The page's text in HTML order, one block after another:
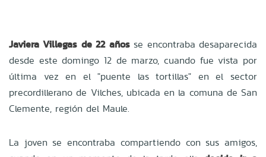
Javiera Villegas de 22 añosse encontraba desaparecida
desde este domingo 12 de marzo, cuando fue vista por
última vez en el "puente las tortillas" en el sector
precordillerano de Vilches, ubicada en la comuna de San
Clemente, región del Maule.
La joven se encontraba compartiendo con sus amigos,